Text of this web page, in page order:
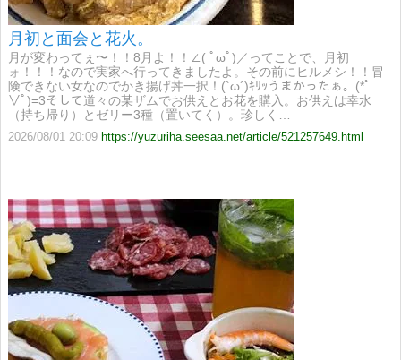
月初と面会と花火。
月が変わってぇ〜！！8月よ！！∠( ﾟωﾟ)／ってことで、月初
ォ！！！なので実家へ行ってきましたよ。その前にヒルメシ！！冒
険できない女なのでかき揚げ丼一択！(`ω´)ｷﾘｯうまかったぁ。(*ﾟ
∀ﾟ)=3そして道々の某ザムでお供えとお花を購入。お供えは幸水
（持ち帰り）とゼリー3種（置いてく）。珍しく…
2026/08/01 20:09 https://yuzuriha.seesaa.net/article/521257649.html